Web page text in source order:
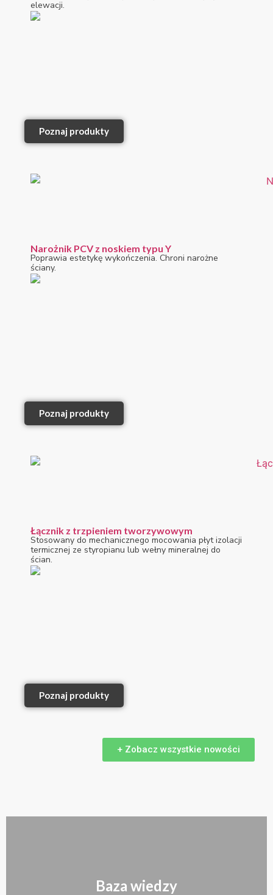
elewacji.
Poznaj produkty
Narożnik PCV z noskiem typu Y
Poprawia estetykę wykończenia. Chroni narożne
ściany.
Poznaj produkty
Łącznik z trzpieniem tworzywowym
Stosowany do mechanicznego mocowania płyt izolacji
termicznej ze styropianu lub wełny mineralnej do
ścian.
Poznaj produkty
+ Zobacz wszystkie nowości
Baza wiedzy